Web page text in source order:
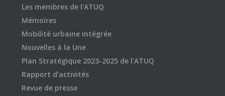
Les membres de l'ATUQ
Mémoires
Mobilité urbaine intégrée
Nouvelles à la Une
Plan Stratégique 2023-2025 de l'ATUQ
Rapport d'activités
Revue de presse